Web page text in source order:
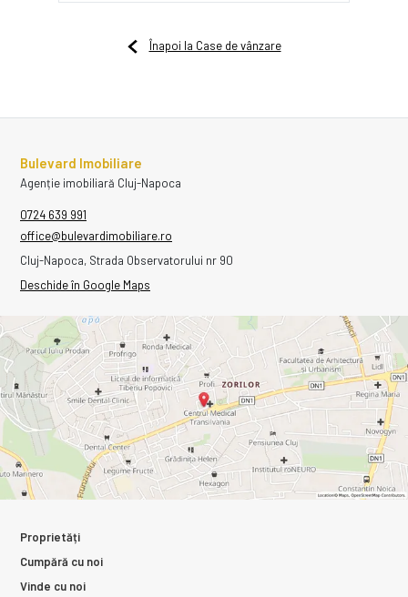
Înapoi la Case de vânzare
Bulevard Imobiliare
Agenție imobiliară Cluj-Napoca
0724 639 991
office@bulevardimobiliare.ro
Cluj-Napoca, Strada Observatorului nr 90
Deschide în Google Maps
Proprietăți
Cumpără cu noi
Vinde cu noi